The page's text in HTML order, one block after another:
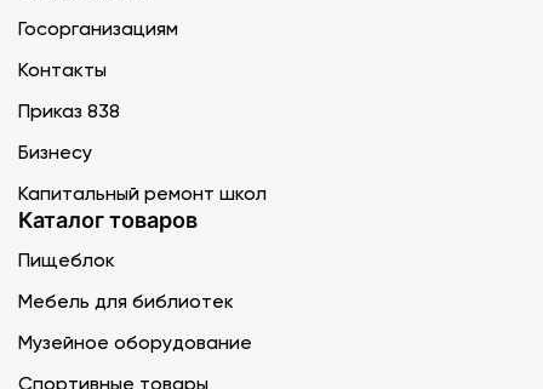
Госорганизациям
Контакты
Приказ 838
Бизнесу
Капитальный ремонт школ
Каталог товаров
Пищеблок
Мебель для библиотек
Музейное оборудование
Спортивные товары